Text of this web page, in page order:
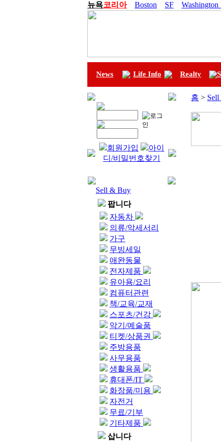
뉴욕코리아 Boston SF
News Life Info Realty
회원가입
아이
디/비밀번호찾기
Sell & Buy
팝니다
자동차
의류/악세서리
가구
무빙세일
애완동물
전자제품
유아용/요리
컴퓨터관련
책/교육/교재
스포츠/건강
악기/예술품
티켓/상품권
주방용품
사무용품
생활용품
휴대폰/IT
화장품/미용
자전거
무료/기부
기타제품
삽니다
홈 >